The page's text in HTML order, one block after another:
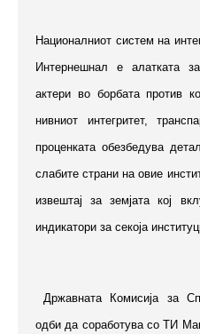
Националниот систем на
Интернешнал е алатката
актери во борбата против
нивниот интегритет,
проценката обезбедува
слабите страни на овие
извештај за земјата кој
индикатори за секоја
Државната Комисија за
одби да соработува со ТИ